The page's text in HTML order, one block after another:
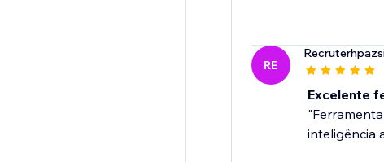
RE
Excelente
inteligência